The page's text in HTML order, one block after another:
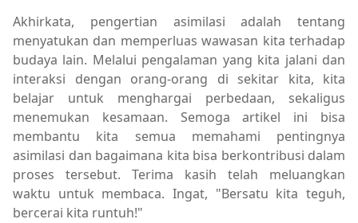
Akhirkata, pengertian asimilasi adalah tentang
menyatukan dan memperluas wawasan kita terhadap
budaya lain. Melalui pengalaman yang kita jalani dan
interaksi dengan orang-orang di sekitar kita, kita
belajar untuk menghargai perbedaan, sekaligus
menemukan kesamaan. Semoga artikel ini bisa
membantu kita semua memahami pentingnya
asimilasi dan bagaimana kita bisa berkontribusi dalam
proses tersebut. Terima kasih telah meluangkan
waktu untuk membaca. Ingat, "Bersatu kita teguh,
bercerai kita runtuh!"